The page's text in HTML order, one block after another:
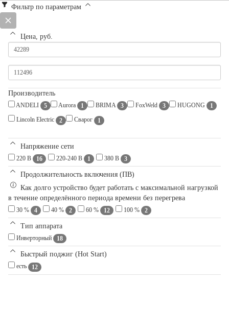
Фильтр по параметрам
Цена, руб.
Производитель
ANDELI 5 Aurora 1 BRIMA 3 FoxWeld 3 HUGONG
1
Lincoln Electric
2 Сварог 1
Напряжение сети
220 В 16 220-240 В 1 380 В 3
Продолжительность включения (ПВ)
Как долго устройство будет работать с максимальной нагрузкой
в течение определённого периода времени без перегрева
30 % 4 40 % 2 60 % 12 100 % 2
Тип аппарата
Инверторный 18
Быстрый поджиг (Hot Start)
есть 12